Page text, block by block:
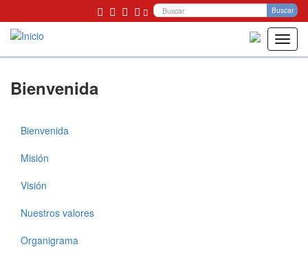
Buscar
Bienvenida
Municipalidad
Bienvenida
Misión
Visión
Nuestros valores
Organigrama